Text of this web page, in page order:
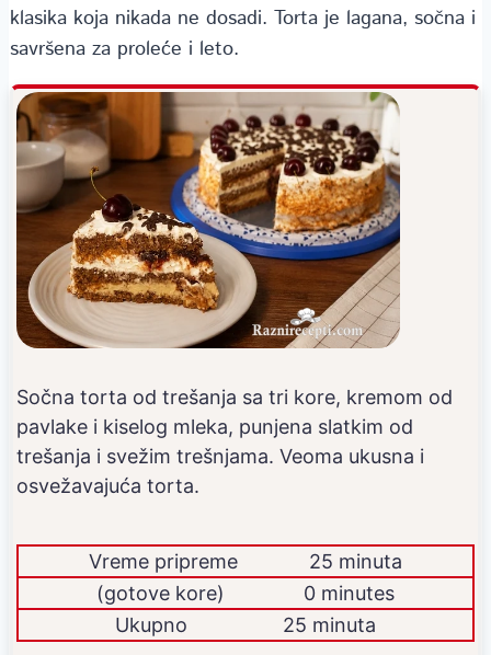
klasika koja nikada ne dosadi. Torta je lagana, sočna i
savršena za proleće i leto.
Sočna torta od trešanja sa tri kore, kremom od
pavlake i kiselog mleka, punjena slatkim od
trešanja i svežim trešnjama. Veoma ukusna i
osvežavajuća torta.
Vreme pripreme
25 minuta
dodatno
(gotove kore) 0 minutes
Ukupno
25 minuta